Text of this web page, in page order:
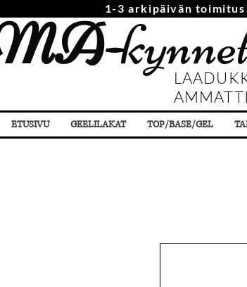
1-3 arkipäivän
ETUSIVU GEELILAKAT TOP/BASE/GEL